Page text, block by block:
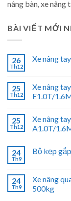
nâng bàn, xe nâng
BÀI VIẾT MỚI
26
Th12
Xe nâng
25
Th12
Xe nâng
E1.0T/
25
Th12
Xe nâng
A1.0T/
24
Th9
Bộ kẹp
24
Th9
Xe nâng
500kg